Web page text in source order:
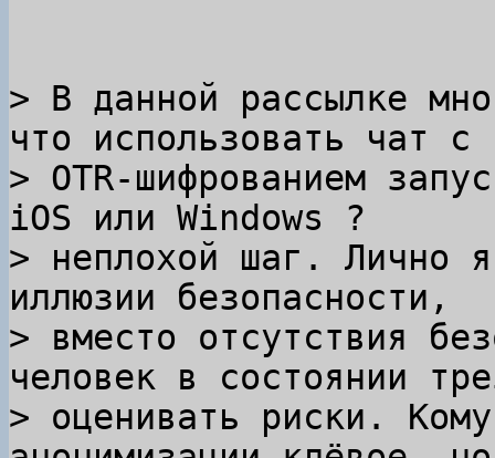
> В данной рассылке
что использовать чат с
> OTR-шифрованием
iOS или Windows ?
> неплохой шаг. Лично
иллюзии безопасности,
> вместо отсутствия
человек в состоянии
> оценивать риски.